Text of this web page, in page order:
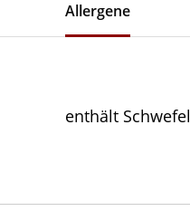
Allergene
enthält Schwefel